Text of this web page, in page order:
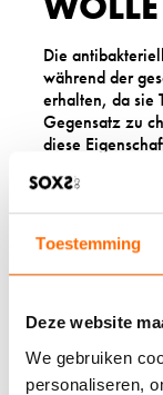
Toestemming
Deze website
We gebruiken
personaliseren,
Die
während der
erhalten, da sie
Gegensatz zu
diese
von Wolle
dass die
molekularen
Allerdings kann